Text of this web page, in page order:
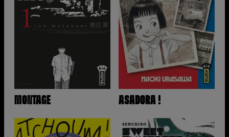
MONTAGE ASADORA !